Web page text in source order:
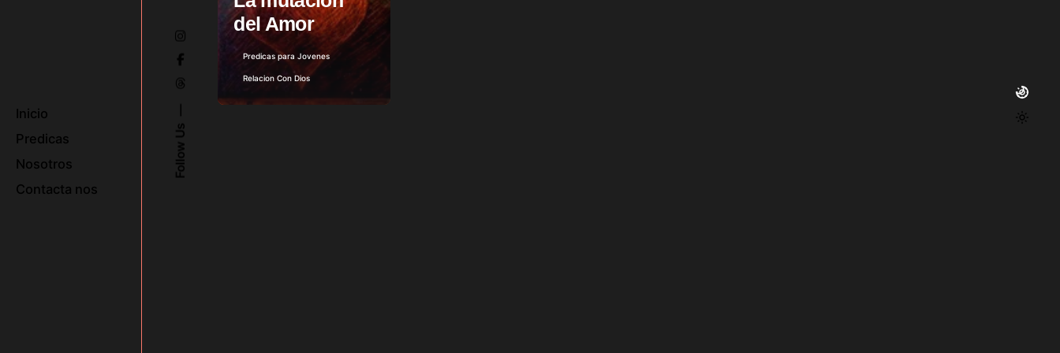
Follow Us
Inicio
Predicas
Nosotros
Contacta nos
del Amor
Predicas para Jovenes
Relacion Con Dios